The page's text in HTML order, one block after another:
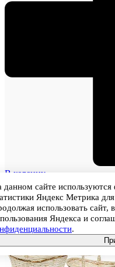
В корзину
данном сайте
Яндекс Метрика
использовать сайт,
Яндекса и
.